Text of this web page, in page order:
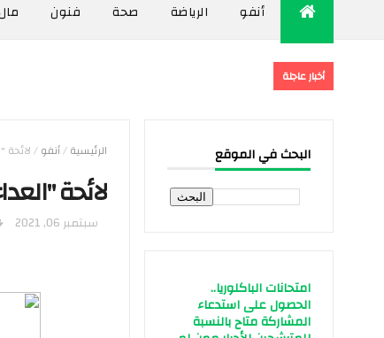
أنفو الرياضة صحة فنون
أخبار عاجلة
البحث في الموقع
امتحانات الباكلوريا..
الحصول على استدعاء
المشاركة متاح بالنسبة
الرئيسية/أنفو/لائحة
لائحة
سبتمبر 06, 2021